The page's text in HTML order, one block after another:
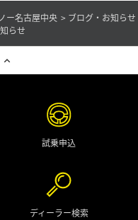
ー名古屋中央
ブログ・お知らせ
らせ
試乗申込
ディーラー検索